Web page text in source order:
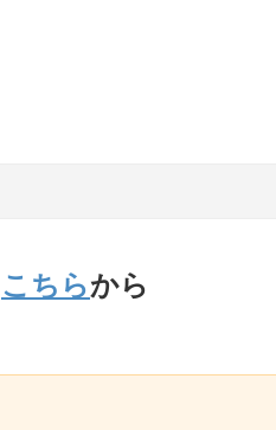
こちらから